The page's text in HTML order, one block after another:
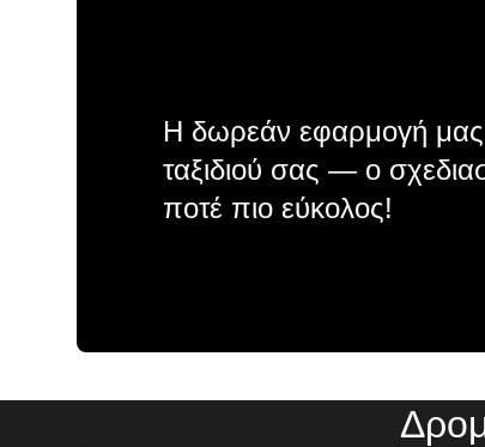
Η δωρεάν εφαρμογή μας
ταξιδιού σας — ο
ποτέ πιο εύκολος!